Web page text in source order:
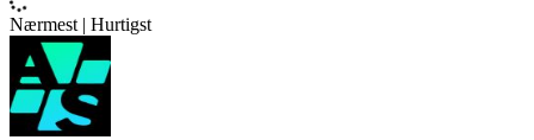
Nærmest | Hurtigst